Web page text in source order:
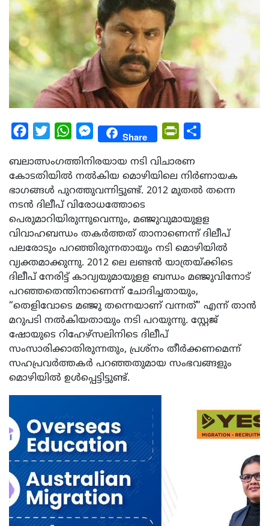
Facebook
Twitter WhatsAppMessengerShare PrintFriendly
ബലാത്സംഗത്തിനിരയായ നടി വിചാരണ
കോടതിയിൽ നൽകിയ മൊഴിയിലെ നിർണായക
ഭാഗങ്ങൾ പുറത്തുവന്നിട്ടുണ്ട്. 2012 മുതൽ തന്നെ
നടൻ ദിലീപ് വിരോധത്തോടെ
പെരുമാറിയിരുന്നുവെന്നും, മഞ്ജുവുമായുളള
വിവാഹബന്ധം തകർത്തത് താനാണെന്ന് ദിലീപ്
പലരോടും പറഞ്ഞിരുന്നതായും നടി മൊഴിയിൽ
വ്യക്തമാക്കുന്നു. 2012 ലെ ലണ്ടൻ യാത്രയ്ക്കിടെ
ദിലീപ് നേരിട്ട് കാവ്യയുമായുളള ബന്ധം മഞ്ജുവിനോട്
പറഞ്ഞതെന്തിനാണെന്ന് ചോദിച്ചതായും,
“തെളിവോടെ മഞ്ജു തന്നെയാണ് വന്നത്” എന്ന് താൻ
മറുപടി നൽകിയതായും നടി പറയുന്നു. സ്റ്റേജ്
ഷോയുടെ റിഹേഴ്സലിനിടെ ദിലീപ്
സംസാരിക്കാതിരുന്നതും, പ്രശ്നം തീർക്കണമെന്ന്
സഹപ്രവർത്തകർ പറഞ്ഞതുമായ സംഭവങ്ങളും
മൊഴിയിൽ ഉൾപ്പെട്ടിട്ടുണ്ട്.